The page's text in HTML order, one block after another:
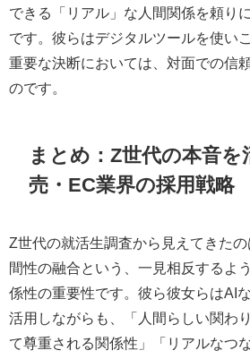
できる「リアル」な人間関係を頼り
です。彼らはデジタルツールを使い
重要な決断においては、対面での信
のです。
まとめ：Z世代の本音を
売・EC業界の採用戦略
Z世代の就活生調査から見えてきた
間性の融合という、一見相反するよ
係性の重要性です。彼ら彼女らはAI
活用しながらも、「人間らしい関わ
て尊重される関係性」「リアルなつ